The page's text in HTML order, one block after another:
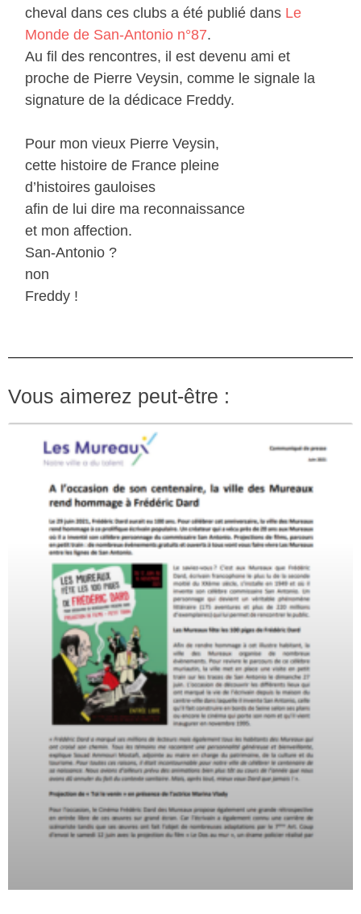
cheval dans ces clubs a été publié dans Le
Monde de San-Antonio n°87.
Au fil des rencontres, il est devenu ami et
proche de Pierre Veysin, comme le signale la
signature de la dédicace Freddy.
Pour mon vieux Pierre Veysin,
cette histoire de France pleine
d’histoires gauloises
afin de lui dire ma reconnaissance
et mon affection.
San-Antonio ?
non
Freddy !
Vous aimerez peut-être :